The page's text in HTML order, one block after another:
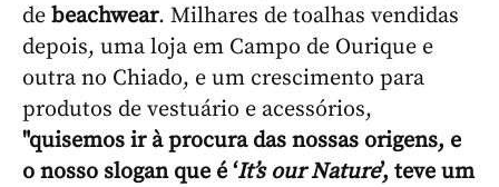
de beachwear. Milhares de toalhas vendidas
depois, uma loja em Campo de Ourique e
outra no Chiado, e um crescimento para
produtos de vestuário e acessórios,
"quisemos ir à procura das nossas origens, e
o nosso slogan que é ‘It’s our Nature’, teve um